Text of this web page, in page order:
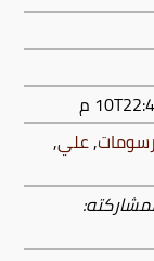
رسومات,علي,